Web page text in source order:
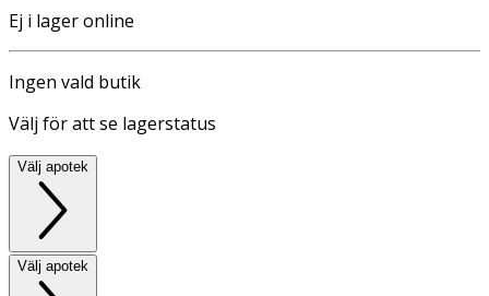
Ej i lager online
Ingen vald butik
Välj för att se lagerstatus
Välj apotek
Välj apotek